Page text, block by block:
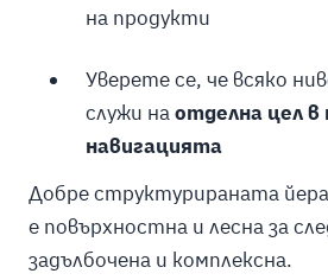
на продукти
Уверете се, че всяко
служи наотделна цел в
навигацията
Добре структурираната
е повърхностна и лесна за
задълбочена и комплексна.